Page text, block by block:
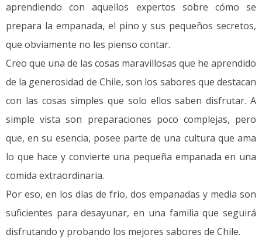
aprendiendo con aquellos expertos sobre cómo se
prepara la empanada, el pino y sus pequeños secretos,
que obviamente no les pienso contar.
Creo que una de las cosas maravillosas que he aprendido
de la generosidad de Chile, son los sabores que destacan
con las cosas simples que solo ellos saben disfrutar. A
simple vista son preparaciones poco complejas, pero
que, en su esencia, posee parte de una cultura que ama
lo que hace y convierte una pequeña empanada en una
comida extraordinaria.
Por eso, en los días de frio, dos empanadas y media son
suficientes para desayunar, en una familia que seguirá
disfrutando y probando los mejores sabores de Chile.